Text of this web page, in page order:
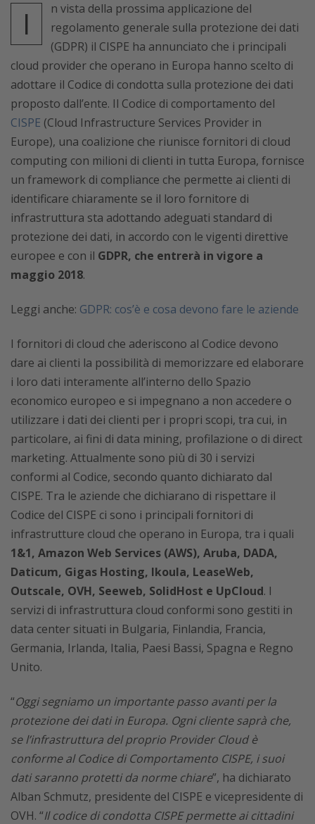
I
n vista della prossima applicazione del
regolamento generale sulla protezione dei dati
(GDPR) il CISPE ha annunciato che i principali
cloud provider che operano in Europa hanno scelto di
adottare il Codice di condotta sulla protezione dei dati
proposto dall’ente. Il Codice di comportamento del
CISPE (Cloud Infrastructure Services Provider in
Europe), una coalizione che riunisce fornitori di cloud
computing con milioni di clienti in tutta Europa, fornisce
un framework di compliance che permette ai clienti di
identificare chiaramente se il loro fornitore di
infrastruttura sta adottando adeguati standard di
protezione dei dati, in accordo con le vigenti direttive
europee e con il GDPR, che entrerà in vigore a
maggio 2018.
Leggi anche: GDPR: cos’è e cosa devono fare le aziende
I fornitori di cloud che aderiscono al Codice devono
dare ai clienti la possibilità di memorizzare ed elaborare
i loro dati interamente all’interno dello Spazio
economico europeo e si impegnano a non accedere o
utilizzare i dati dei clienti per i propri scopi, tra cui, in
particolare, ai fini di data mining, profilazione o di direct
marketing. Attualmente sono più di 30 i servizi
conformi al Codice, secondo quanto dichiarato dal
CISPE. Tra le aziende che dichiarano di rispettare il
Codice del CISPE ci sono i principali fornitori di
infrastrutture cloud che operano in Europa, tra i quali
1&1, Amazon Web Services (AWS), Aruba, DADA,
Daticum, Gigas Hosting, Ikoula, LeaseWeb,
Outscale, OVH, Seeweb, SolidHost e UpCloud. I
servizi di infrastruttura cloud conformi sono gestiti in
data center situati in Bulgaria, Finlandia, Francia,
Germania, Irlanda, Italia, Paesi Bassi, Spagna e Regno
Unito.
“Oggi segniamo un importante passo avanti per la
protezione dei dati in Europa. Ogni cliente saprà che,
se l’infrastruttura del proprio Provider Cloud è
conforme al Codice di Comportamento CISPE, i suoi
dati saranno protetti da norme chiare”, ha dichiarato
Alban Schmutz, presidente del CISPE e vicepresidente di
OVH. “Il codice di condotta CISPE permette ai cittadini